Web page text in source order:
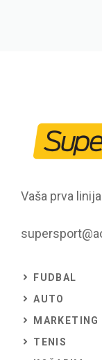
Vaša prva
FUDBAL
AUTO
MARKETING
TENIS